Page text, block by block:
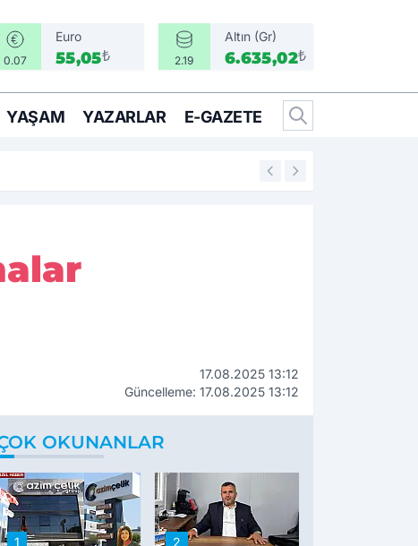
0.07
Euro
55,05₺ 2.19
Altın (Gr)
6.635,02₺
YAŞAM YAZARLAR E-GAZETE
11:36
17.08.2025 13:12
Güncelleme: 17.08.2025 13:12
OKUNANLAR
1 2